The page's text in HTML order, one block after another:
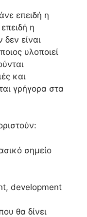
επειδή η
η
είναι
υλοποιεί
και
γρήγορα στα
σημείο
development
θα δίνει